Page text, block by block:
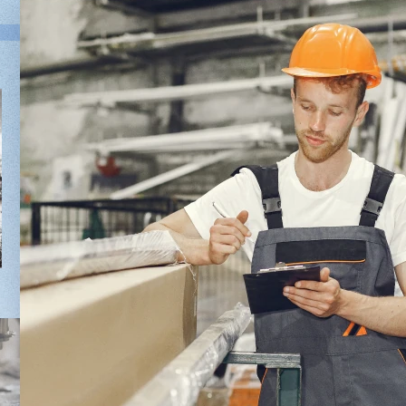
Двухсторонний шипорез
MX6015
2 832 000 ₽
3 176 000 ₽
Артикул: 2497
Длина заготовки: 400-1500 мм
Макс. ширина заготовки: 580 мм
Станок проходного типа
Узлы: 4 пилы, 2 фрезы
Вес: 3800 кг
Подробнее
5/1
2 432
2 680 000
Артикул:
Длина
Ширина
Толщина
Масса: